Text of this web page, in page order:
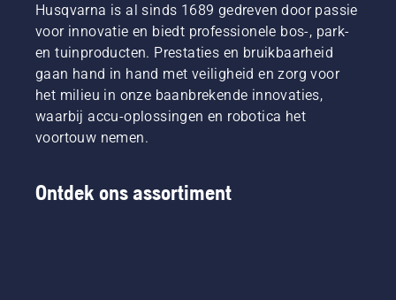
Husqvarna is al sinds 1689 gedreven door passie
voor innovatie en biedt professionele bos-, park-
en tuinproducten. Prestaties en bruikbaarheid
gaan hand in hand met veiligheid en zorg voor
het milieu in onze baanbrekende innovaties,
waarbij accu-oplossingen en robotica het
voortouw nemen.
Ontdek ons assortiment